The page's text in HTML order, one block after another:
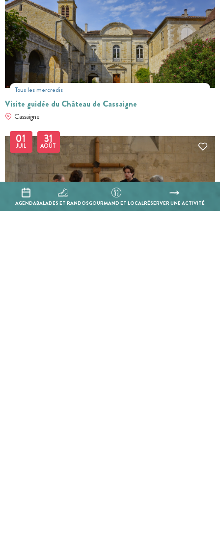
AGENDABALADES ET RANDOSGOURMAND ET LOCALRÉSERVER UNE ACTIVITÉ
Tous les mercredis
Visite guidée du Château de Cassaigne
Cassaigne
01
JUIL 31
AOÛT